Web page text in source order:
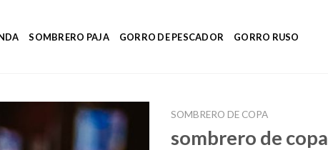
SOMBRERO PAJA GORRO DE PESCADOR GORRO RUSO
SOMBRERO DE COPA
sombrero de copa